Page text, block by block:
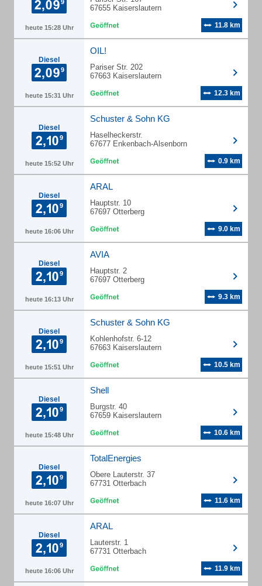
heute 15:28 Uhr
67655 Kaiserslautern
11.8 km
Diesel
heute 15:31 Uhr
OIL!
Pariser Str. 202
67663 Kaiserslautern
12.3 km
Diesel
heute 15:52 Uhr
Schuster & Sohn KG
Haselheckerstr.
67677 Enkenbach-Alsenborn
0.9 km
Diesel
heute 16:06 Uhr
ARAL
Hauptstr. 10
67697 Otterberg
9.0 km
Diesel
heute 16:13 Uhr
AVIA
Hauptstr. 2
67697 Otterberg
9.3 km
Diesel
heute 15:51 Uhr
Schuster & Sohn KG
Kohlenhofstr. 6-12
67663 Kaiserslautern
10.5 km
Diesel
heute 15:48 Uhr
Shell
Burgstr. 40
67659 Kaiserslautern
10.6 km
Diesel
heute 16:07 Uhr
TotalEnergies
Obere Lauterstr. 37
67731 Otterbach
11.6 km
Diesel
heute 16:06 Uhr
ARAL
Lauterstr. 1
67731 Otterbach
11.9 km